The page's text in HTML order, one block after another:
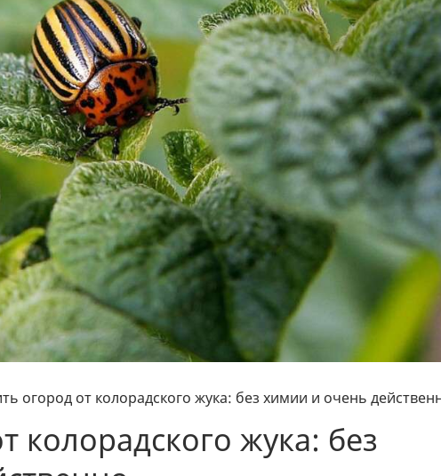
огород от колорадского жука: без химии и очень
колорадского жука: без